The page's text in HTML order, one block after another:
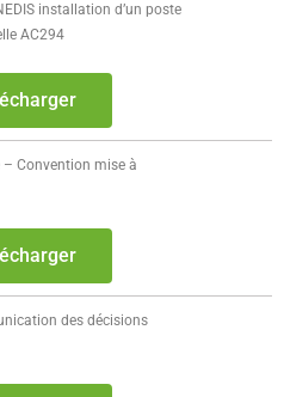
installation d’un poste
AC294
– Convention mise à
des décisions